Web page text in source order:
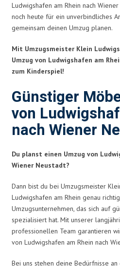
Ludwigshafen am Rhein nach
noch heute für ein unverbindliches
gemeinsam deinen Umzug planen.
Mit Umzugsmeister Klein
Umzug von Ludwigshafen am
zum Kinderspiel!
Günstiger
von
nach Wiener
Du planst einen Umzug von
Wiener Neustadt?
Dann bist du bei Umzugsmeister
Ludwigshafen am Rhein genau
Umzugsunternehmen, das sich auf
spezialisiert hat. Mit unserer
professionellen Team garantieren
von Ludwigshafen am Rhein nach
Bei uns stehen deine Bedürfnisse